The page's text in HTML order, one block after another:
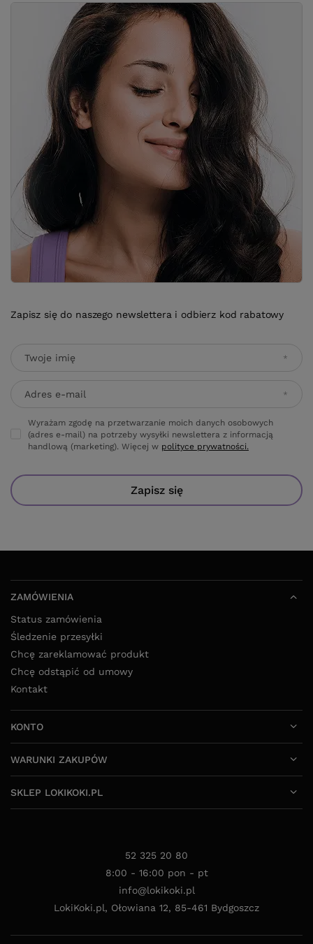
Zapisz się do naszego newslettera i odbierz kod rabatowy
Twoje imię
Adres e-mail
Wyrażam zgodę na przetwarzanie moich danych osobowych
(adres e-mail) na potrzeby wysyłki newslettera z informacją
handlową (marketing). Więcej w polityce prywatności.
Zapisz się
ZAMÓWIENIA
Status zamówienia
Śledzenie przesyłki
Chcę zareklamować produkt
Chcę odstąpić od umowy
Kontakt
KONTO
WARUNKI ZAKUPÓW
SKLEP LOKIKOKI.PL
52 325 20 80
8:00 - 16:00 pon - pt
info@lokikoki.pl
LokiKoki.pl, Ołowiana 12, 85-461 Bydgoszcz